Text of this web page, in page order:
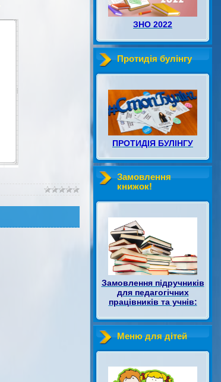
ЗНО 2022
Протидія булінгу
ПРОТИДІЯ БУЛІНГУ
Замовлення
книжок!
Замовлення підручників
для педагогічних
працівників та учнів:
Меню для дітей